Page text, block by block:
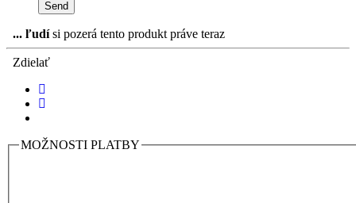
... ľudísi pozerá tento produkt práve teraz
Zdielať
MOŽNOSTI PLATBY